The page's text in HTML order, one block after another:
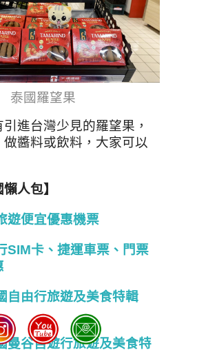
泰國羅望果
進台灣少見的羅望果，
醬料或飲料，大家可以
人包】
遊便宜優惠機票
SIM卡、捷運車票、門票
自由行旅遊及美食特輯
曼谷自遊行旅遊及美食特